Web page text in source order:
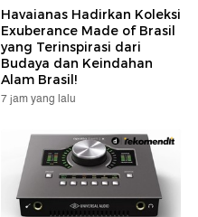
Havaianas Hadirkan Koleksi
Exuberance Made of Brasil
yang Terinspirasi dari
Budaya dan Keindahan
Alam Brasil!
7 jam yang lalu